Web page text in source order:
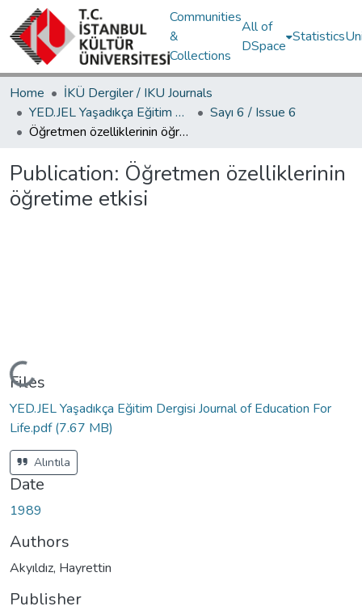
Communities
&
Collections
All of
DSpace
Statistics
Home
İKÜ Dergiler / IKU Journals
YED.JEL Yaşadıkça Eğitim Dergisi / Journal of Education For Life
Sayı 6 / Issue 6
Öğretmen özelliklerinin öğretime etkisi
Publication: Öğretmen özelliklerinin
öğretime etkisi
Loading...
Files
YED.JEL Yaşadıkça Eğitim Dergisi Journal of Education For
Life.pdf(7.67 MB)
Alıntıla
Date
1989
Authors
Akyıldız, Hayrettin
Publisher